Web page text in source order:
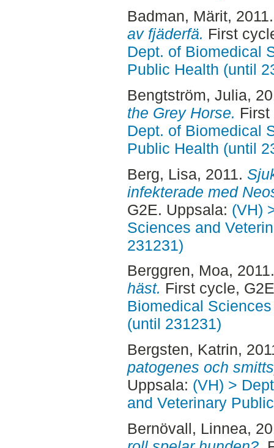
Badman, Märit,
av fjäderfä. First
Dept. of Biomedical
Public Health (until
Bengtström, Julia,
the Grey Horse.
Dept. of Biomedical
Public Health (until
Berg, Lisa, 2011.
infekterade med
G2E. Uppsala: (VH)
Sciences and
231231)
Berggren, Moa,
häst. First cycle,
Biomedical
(until 231231)
Bergsten, Katrin,
patogenes och
Uppsala: (VH) >
and Veterinary
Bernövall, Linnea,